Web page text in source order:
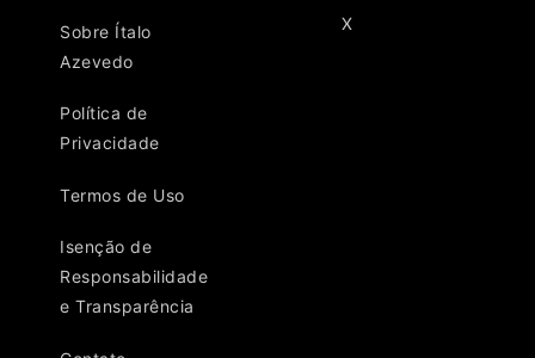
X
Sobre Ítalo
Azevedo
Política de
Privacidade
Termos de Uso
Isenção de
Responsabilidade
e Transparência